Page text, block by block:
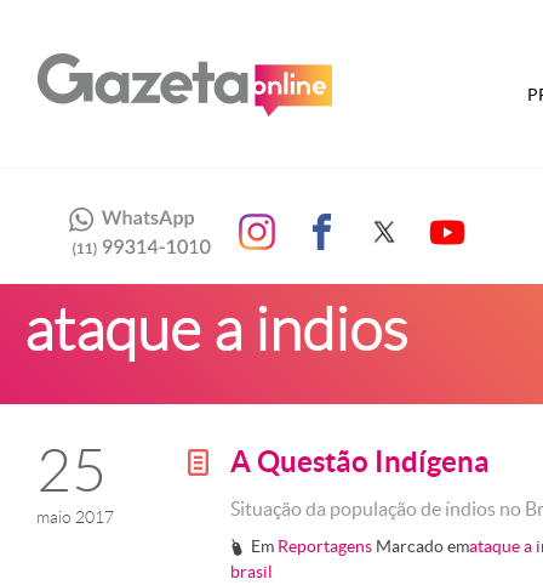
ataque a indios
25
maio 2017
g A Questão Indígena
Situação da população de índios no
# Em Reportagens Marcado emataque a
brasil